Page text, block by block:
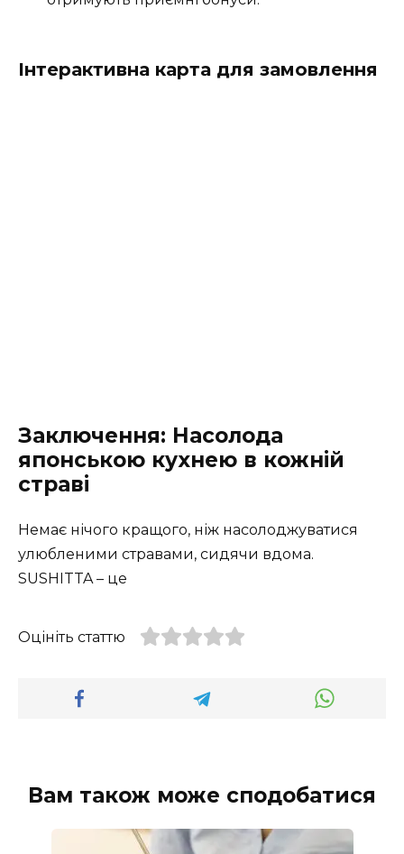
Інтерактивна карта для замовлення
Заключення: Насолода
японською кухнею в кожній
страві
Немає нічого кращого, ніж насолоджуватися
улюбленими стравами, сидячи вдома.
SUSHITTA – це
Оцініть статтю
Вам також може сподобатися